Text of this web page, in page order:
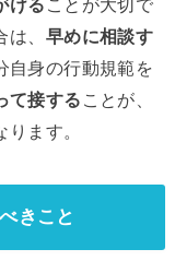
、 早めに相談す
自身の行動規範を
て接する ことが、
ます。
きこと